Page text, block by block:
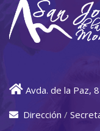
Avda. de la Paz,
Dirección /